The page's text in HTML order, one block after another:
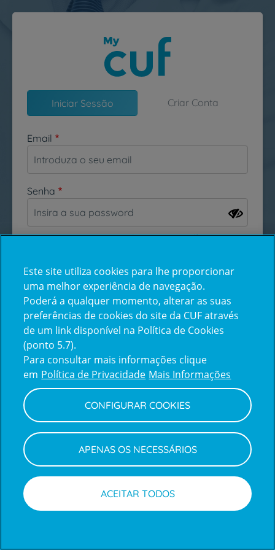
Passar para o conteúdo principal
Iniciar Sessão Criar Conta
Email
Senha
Esqueceu-se da sua password?
Inicie sessão com a Apple
Centro de Apoio ao Cliente | Política de Privacidade e Cookies
Este site utiliza cookies para lhe proporcionar
uma melhor experiência de navegação.
Poderá a qualquer momento, alterar as suas
preferências de cookies do site da CUF através
de um link disponível na Política de Cookies
(ponto 5.7).
Para consultar mais informações clique
em Política de Privacidade Mais Informações
CONFIGURAR COOKIES
APENAS OS NECESSÁRIOS
ACEITAR TODOS